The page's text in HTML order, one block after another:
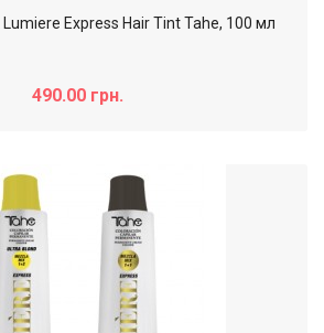
Express Hair Tint Tahe, 100 мл
490.00 грн.